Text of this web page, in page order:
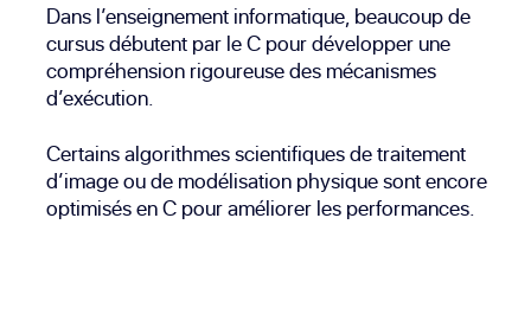
Dans l’enseignement informatique, beaucoup de
cursus débutent par le C pour développer une
compréhension rigoureuse des mécanismes
d’exécution.
Certains algorithmes scientifiques de traitement
d’image ou de modélisation physique sont encore
optimisés en C pour améliorer les performances.